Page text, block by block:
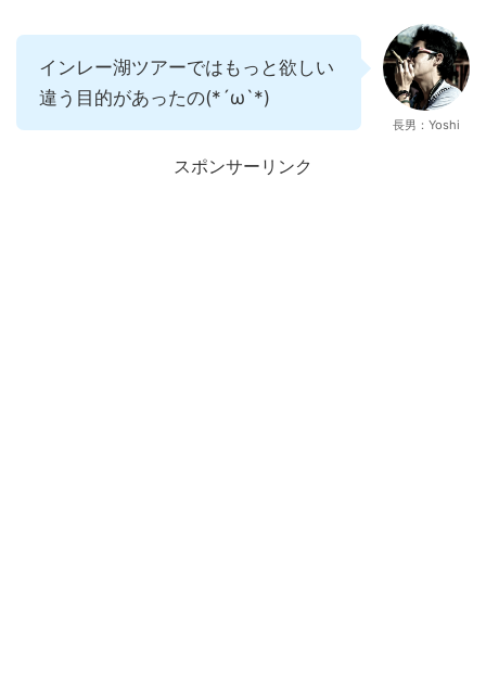
インレー湖ツアーではもっと欲しい
違う目的があったの(*´ω`*)
長男：Yoshi
スポンサーリンク